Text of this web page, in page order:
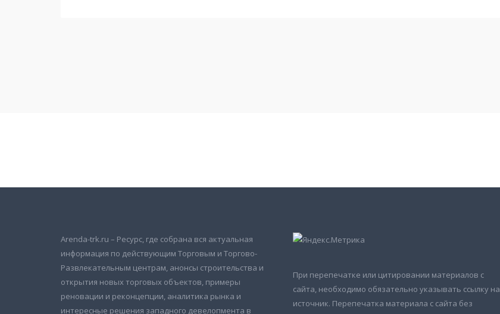
Arenda-trk.ru – Ресурс, где собрана вся актуальная
информация по действующим Торговым и Торгово-
Развлекательным центрам, анонсы строительства и
открытия новых торговых объектов, примеры
реновации и реконцепции, аналитика рынка и
интересные решения западного девелопмента в
При перепечатке или цитировании материалов с
сайта, необходимо обязательно указывать ссылку на
источник. Перепечатка материала с сайта без